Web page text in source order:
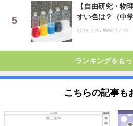
【自由研究・物
すい色は？（中
2018.7.25 Wed 17:15
ランキングをも
こちらの記事も